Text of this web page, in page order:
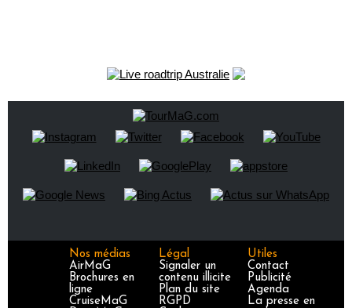
Nos médias
AirMaG
Brochures en
ligne
CruiseMaG
Légal
Signaler un
contenu illicite
Plan du site
RGPD
Utiles
Contact
Publicité
Agenda
La presse en